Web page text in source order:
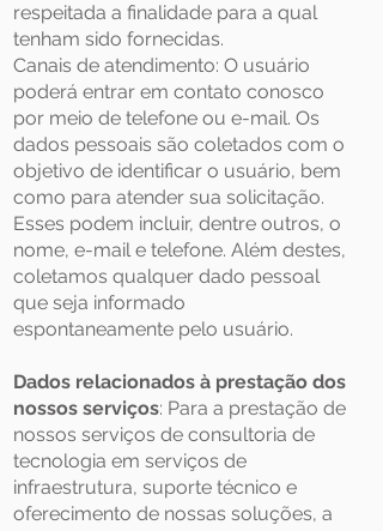
respeitada a finalidade para a qual
tenham sido fornecidas.
Canais de atendimento: O usuário
poderá entrar em contato conosco
por meio de telefone ou e-mail. Os
dados pessoais são coletados com o
objetivo de identificar o usuário, bem
como para atender sua solicitação.
Esses podem incluir, dentre outros, o
nome, e-mail e telefone. Além destes,
coletamos qualquer dado pessoal
que seja informado
espontaneamente pelo usuário.
Dados relacionados à prestação dos
nossos serviços: Para a prestação de
nossos serviços de consultoria de
tecnologia em serviços de
infraestrutura, suporte técnico e
oferecimento de nossas soluções, a